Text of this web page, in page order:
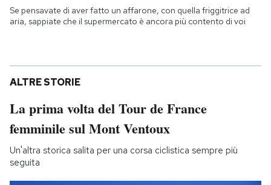
Se pensavate di aver fatto un affarone, con quella friggitrice ad
aria, sappiate che il supermercato è ancora più contento di voi
ALTRE STORIE
La prima volta del Tour de France
femminile sul Mont Ventoux
Un'altra storica salita per una corsa ciclistica sempre più
seguita